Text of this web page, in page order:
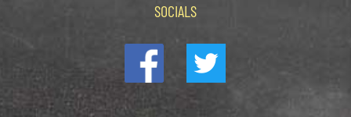
SOCIALS